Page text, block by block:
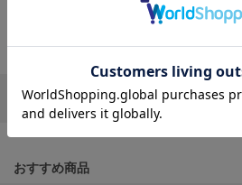
ジェラート ピケ
GELATO PIQUE CAT&DOG
返品・キャンセルについて
リポストする
おすすめ商品